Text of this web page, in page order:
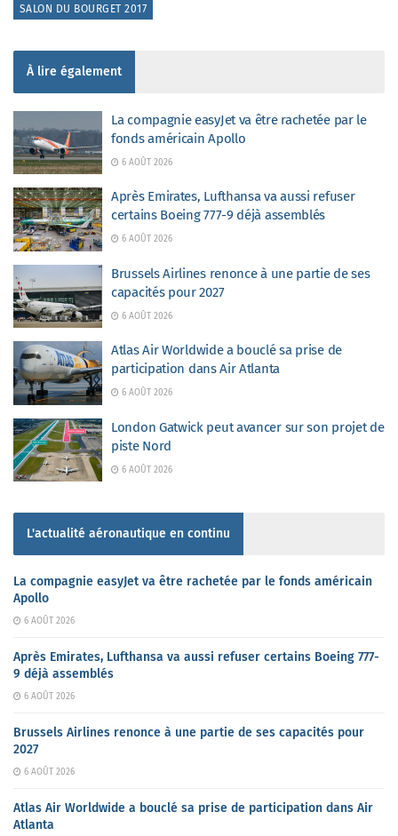
SALON DU BOURGET 2017
À lire également
La compagnie easyJet va être rachetée par le
fonds américain Apollo
6 AOÛT 2026
Après Emirates, Lufthansa va aussi refuser
certains Boeing 777-9 déjà assemblés
6 AOÛT 2026
Brussels Airlines renonce à une partie de ses
capacités pour 2027
6 AOÛT 2026
Atlas Air Worldwide a bouclé sa prise de
participation dans Air Atlanta
6 AOÛT 2026
London Gatwick peut avancer sur son projet de
piste Nord
6 AOÛT 2026
L'actualité aéronautique en continu
La compagnie easyJet va être rachetée par le fonds américain
Apollo
6 AOÛT 2026
Après Emirates, Lufthansa va aussi refuser certains Boeing 777-
9 déjà assemblés
6 AOÛT 2026
Brussels Airlines renonce à une partie de ses capacités pour
2027
6 AOÛT 2026
Atlas Air Worldwide a bouclé sa prise de participation dans Air
Atlanta